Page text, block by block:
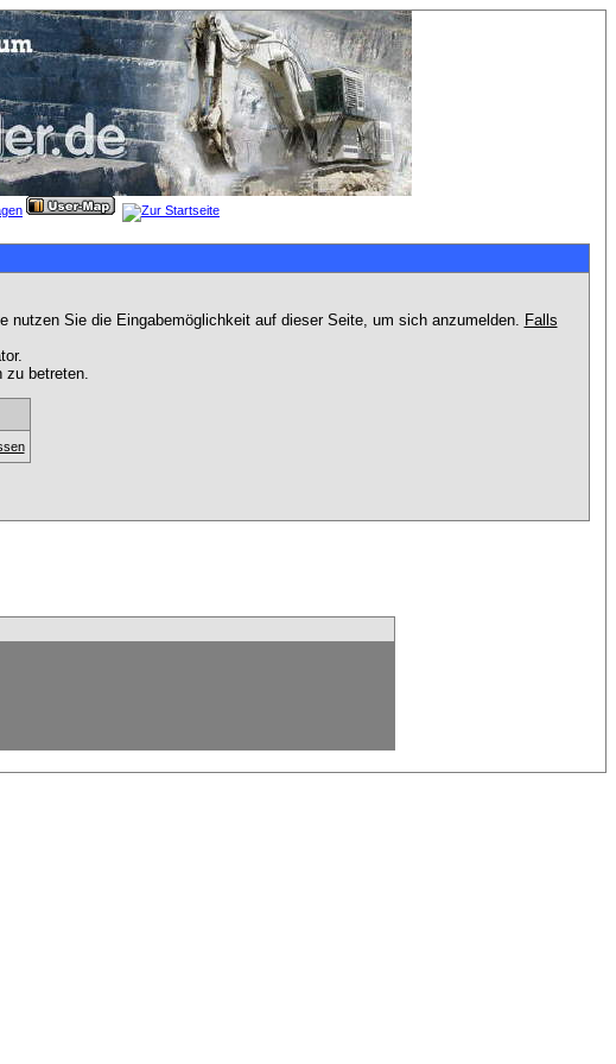
Sie die Eingabemöglichkeit auf dieser Seite, um sich anzumelden. Falls
zu betreten.